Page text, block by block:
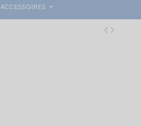
ACCESSOIRES